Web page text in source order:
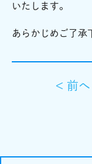
いたします。
あらかじめご了承
< 前へ